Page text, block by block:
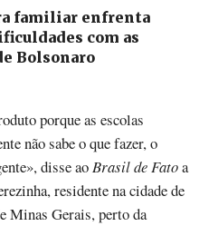
familiar enfrenta
com as
Bolsonaro
porque as escolas
não sabe o que fazer, o
disse aoBrasil de Fatoa
residente na cidade de
Minas Gerais, perto da